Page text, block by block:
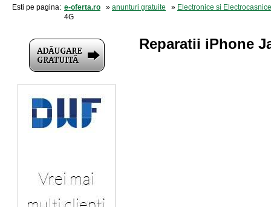
Esti pe pagina: e-oferta.ro » anunturi gratuite » Electronice si Electrocasnice
4G
Reparatii iPhone